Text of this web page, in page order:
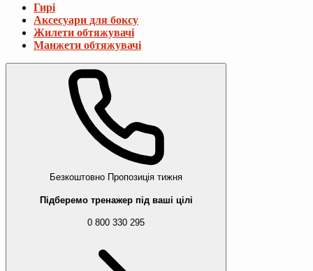
Гирі
Аксесуари для боксу
Жилети обтяжувачі
Манжети обтяжувачі
Безкоштовно Пропозиція тижня
Підберемо тренажер під ваші цілі
0 800 330 295